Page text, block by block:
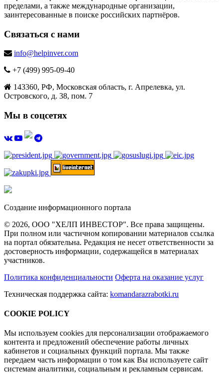
пределами, а также международные организации,
заинтересованные в поиске российских партнёров.
Связаться с нами
info@helpinver.com
+7 (499) 995-09-40
143360, РФ, Московская область, г. Апрелевка, ул.
Островского, д. 38, пом. 7
Мы в соцсетях
Создание информационного портала
© 2026, ООО "ХЕЛП ИНВЕСТОР". Все права защищены.
При полном или частичном копировании материалов ссылка
на портал обязательна. Редакция не несет ответственности за
достоверность информации, содержащейся в материалах
участников.
Политика конфиденциальности Оферта на оказание услуг
Техническая поддержка сайта: komandarazrabotki.ru
COOKIE POLICY
Мы используем cookies для персонализации отображаемого
контента и предложений обеспечение работы личных
кабинетов и социальных функций портала. Мы также
передаем часть информации о том как Вы используете сайт
системам аналитики, социальным и рекламным сервисам.